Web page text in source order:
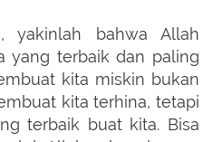
yakinlah bahwa Allah
yang terbaik dan paling
kita miskin bukan
kita terhina, tetapi
terbaik buat kita. Bisa